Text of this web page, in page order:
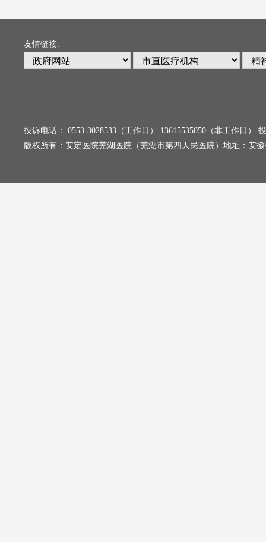
友情链接:
投诉电话： 0553-3028533（工作日） 13615535050（非工作日）
版权所有：安定医院芜湖医院（芜湖市第四人民医院）地址：